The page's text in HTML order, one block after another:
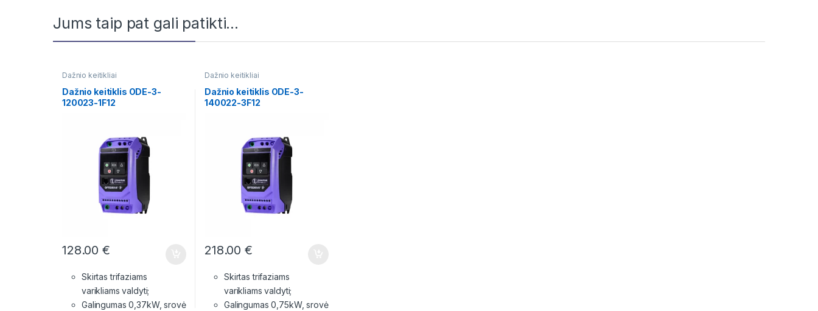
Jums taip pat gali patikti…
Dažnio keitikliai
Dažnio keitiklis ODE-3-
120023-1F12
128.00€
Skirtas trifaziams
varikliams valdyti;
Galingumas 0,37kW, srovė
Dažnio keitikliai
Dažnio keitiklis ODE-3-
140022-3F12
218.00€
Skirtas trifaziams
varikliams valdyti;
Galingumas 0,75kW, srovė